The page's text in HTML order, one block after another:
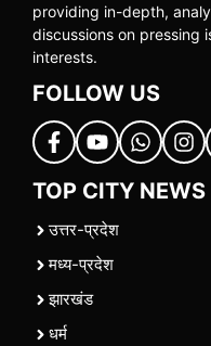
providing in-depth,
discussions on pressing
interests.
FOLLOW US
TOP CITY NEWS
उत्तर-प्रदेश
मध्य-प्रदेश
झारखंड
धर्म